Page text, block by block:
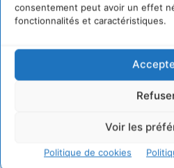
consentement peut avoir un effet
fonctionnalités et caractéristiques.
Voir les
Politique de cookies